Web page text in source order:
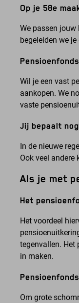
Op je 58e
We passen jouw
begeleiden we
Wil je een vast
aankopen. We
vaste
Jij bepaalt
In de nieuwe
Ook veel
Als je met
Het
Het voordeel
tegenvallen. Het
in maken.
Om grote